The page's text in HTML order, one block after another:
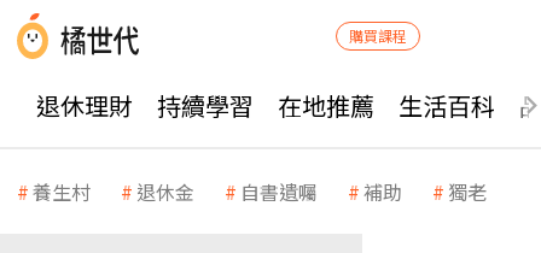
購買課程
退休理財 持續學習 在地推薦 生活百科
養生村 退休金 自書遺囑 補助 獨老